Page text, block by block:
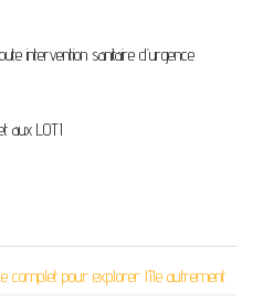
intervention sanitaire d’urgence
aux LOTI
complet pour explorer l’île autrement